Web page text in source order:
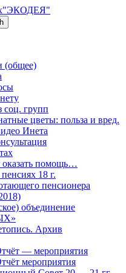
(общее)
соц. групп
цветы: польза и вред.
Инета
помощь…
18 г.
пенсионера
объединение
Архив
— мероприятия
мероприятия